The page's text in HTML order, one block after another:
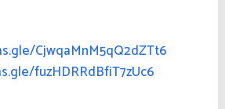
CjwqaMnM5qQ2dZTt6
fuzHDRRdBfiT7zUc6